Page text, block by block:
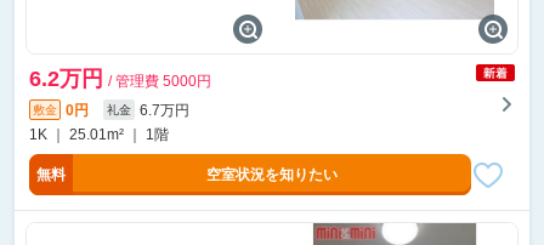
6.2万円 / 管理費 5000円
敷金 0円 礼金
6.7万円
1K ｜ 25.01m² ｜ 1階
無料 空室状況を知りたい